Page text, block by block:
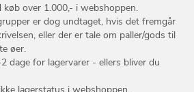
køb over 1.000,- i webshoppen.
er dog undtaget, hvis det fremgår
eller der er tale om paller/gods til
øer.
dage for lagervarer - ellers bliver du